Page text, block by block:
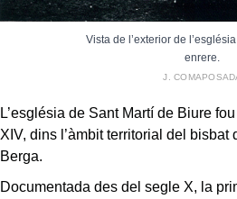
Vista de l’exterior de
enrere.
J.
L’església de Sant Martí de Biure
XIV, dins l’àmbit territorial del bisbat
Berga.
Documentada des del segle X, la